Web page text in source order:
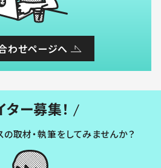
わせページへ
ター募集！
取材・執筆をしてみませんか？